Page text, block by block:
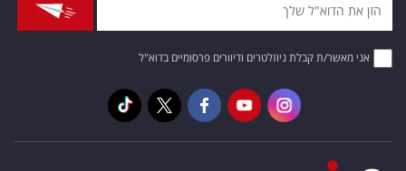
אני מאשר/ת קבלת ניוזלטרים ודיוורים פרסומיים בדוא"ל